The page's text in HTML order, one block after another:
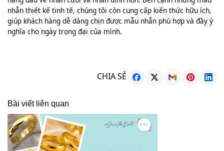
nhẫn thiết kế tinh tế, chúng tôi còn cung cấp kiến thức hữu ích,
giúp khách hàng dễ dàng chịn được mẫu nhẫn phù hợp và đầy ý
nghĩa cho ngày trọng đại của mình.
CHIA SẺ
Bài viết liên quan